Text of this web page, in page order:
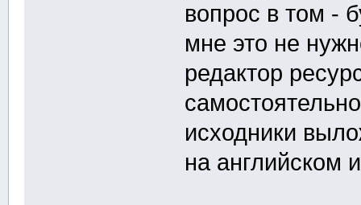
вопрос в том -
мне это не
редактор
исходники
на английском